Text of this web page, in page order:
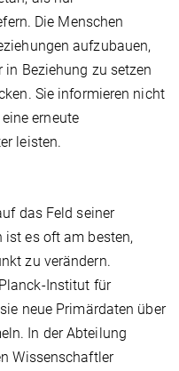
Die Menschen
aufzubauen,
Beziehung zu setzen
Sie informieren nicht
erneute
leisten.
das Feld seiner
ist es oft am besten,
zu verändern.
Institut für
neue Primärdaten über
In der Abteilung
Wissenschaftler